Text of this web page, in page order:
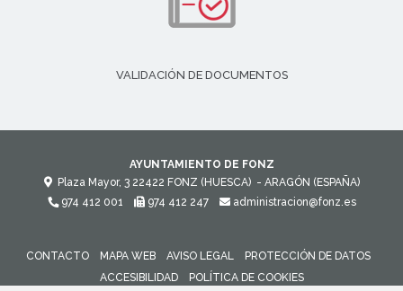
VALIDACIÓN DE DOCUMENTOS
AYUNTAMIENTO DE FONZ
Plaza Mayor, 3 22422 FONZ (HUESCA) - ARAGÓN (ESPAÑA)
974 412 001
974 412 247 administracion@fonz.es
CONTACTO MAPA WEB AVISO LEGAL
PROTECCIÓN DE DATOS
ACCESIBILIDAD
POLÍTICA DE COOKIES